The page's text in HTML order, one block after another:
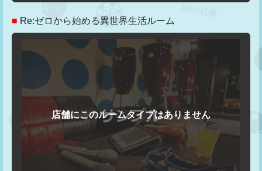
■ Re:ゼロから始める異世界生活ルーム